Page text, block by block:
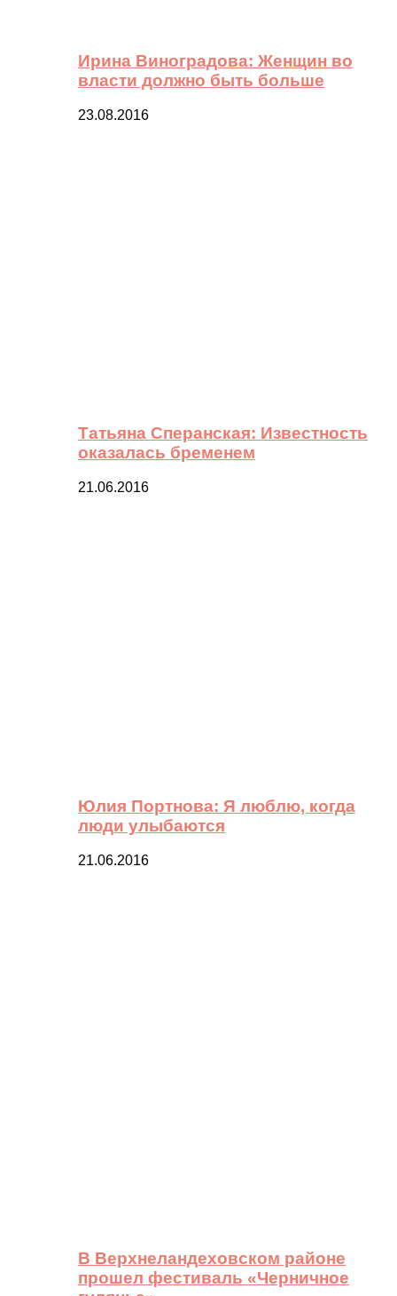
Ирина Виноградова: Женщин во
власти должно быть больше
23.08.2016
Татьяна Сперанская: Известность
оказалась бременем
21.06.2016
Юлия Портнова: Я люблю, когда
люди улыбаются
21.06.2016
В Верхнеландеховском районе
прошел фестиваль «Черничное